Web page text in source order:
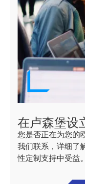
在卢森堡设
您是否正在为您的
我们联系，详细了
性定制支持中受益。